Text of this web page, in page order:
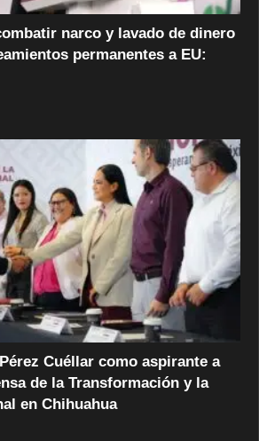
narco y lavado de dinero
permanentes a EU:
Cuéllar como aspirante a
de la Transformación y la
en Chihuahua